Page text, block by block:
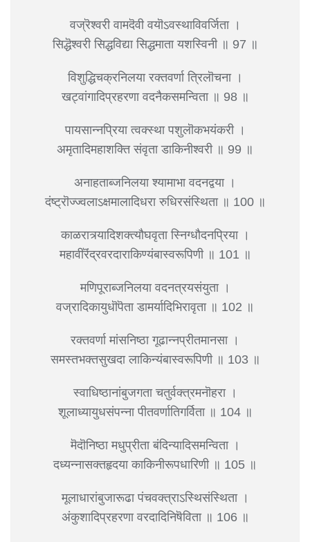
वज्रॆश्वरी वामदॆवी वयॊऽवस्थाविवर्जिता ।
सिद्धॆश्वरी सिद्धविद्या सिद्धमाता यशस्विनी ॥ 97 ॥
विशुद्धिचक्रनिलया रक्तवर्णा त्रिलॊचना ।
खट्वांगादिप्रहरणा वदनैकसमन्विता ॥ 98 ॥
पायसान्नप्रिया त्वक्स्था पशुलॊकभयंकरी ।
अमृतादिमहाशक्ति संवृता डाकिनीश्वरी ॥ 99 ॥
अनाहताब्जनिलया श्यामाभा वदनद्वया ।
दंष्ट्रॊज्ज्वलाऽक्षमालादिधरा रुधिरसंस्थिता ॥ 100 ॥
काळरात्र्यादिशक्त्यौघवृता स्निग्धौदनप्रिया ।
महावीरॆंद्रवरदाराकिण्यंबास्वरूपिणी ॥ 101 ॥
मणिपूराब्जनिलया वदनत्रयसंयुता ।
वज्रादिकायुधॊपॆता डामर्यादिभिरावृता ॥ 102 ॥
रक्तवर्णा मांसनिष्ठा गूढान्नप्रीतमानसा ।
समस्तभक्तसुखदा लाकिन्यंबास्वरूपिणी ॥ 103 ॥
स्वाधिष्ठानांबुजगता चतुर्वक्त्रमनॊहरा ।
शूलाध्यायुधसंपन्ना पीतवर्णातिगर्विता ॥ 104 ॥
मॆदॊनिष्ठा मधुप्रीता बंदिन्यादिसमन्विता ।
दध्यन्नासक्तहृदया काकिनीरूपधारिणी ॥ 105 ॥
मूलाधारांबुजारूढा पंचवक्त्राऽस्थिसंस्थिता ।
अंकुशादिप्रहरणा वरदादिनिषॆविता ॥ 106 ॥